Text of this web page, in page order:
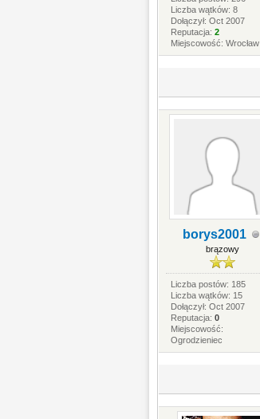
Liczba wątków: 8
Dołączył: Oct 2007
Reputacja:2
Miejscowość: Wrocław
borys2001
brązowy
Liczba postów: 185
Liczba wątków: 15
Dołączył: Oct 2007
Reputacja:0
Miejscowość:
Ogrodzieniec